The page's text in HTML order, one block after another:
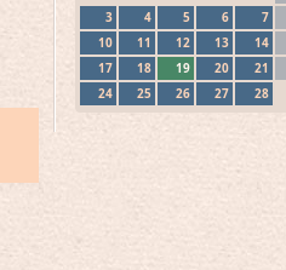
3
4 5 6 7
10
11 12 13 14
17
18 19 20 21
24
25 26 27 28